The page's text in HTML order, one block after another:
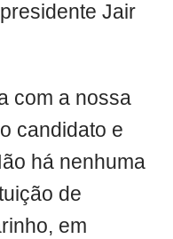
Jair
com a nossa
candidato e
há nenhuma
de
em